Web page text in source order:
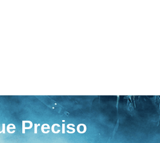
Preciso